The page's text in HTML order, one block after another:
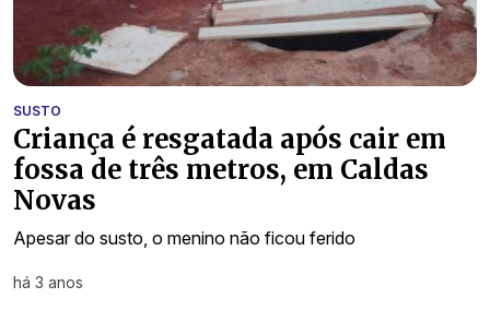
SUSTO
Criança é resgatada após cair em
fossa de três metros, em Caldas
Novas
Apesar do susto, o menino não ficou ferido
há 3 anos